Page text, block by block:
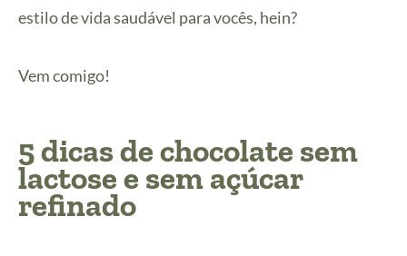
estilo de vida saudável para vocês, hein?
Vem comigo!
5 dicas de chocolate sem
lactose e sem açúcar
refinado